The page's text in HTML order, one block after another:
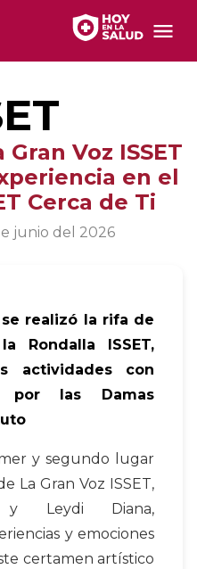
Voz ISSET
en el
Cerca de Ti
junio del 2026
realizó la rifa de
Rondalla ISSET,
actividades con
por las Damas
y segundo lugar
La Gran Voz ISSET,
y Leydi Diana,
y emociones
certamen artístico